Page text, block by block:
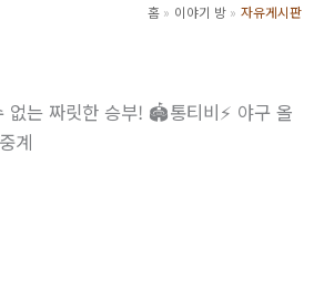
홈 이야기 방 자유게시판
없는 짜릿한 승부! 🏟️통티비⚡️ 야구 올
계